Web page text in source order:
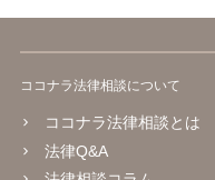
ココナラ法律相談について
ココナラ法律相談とは
法律Q&A